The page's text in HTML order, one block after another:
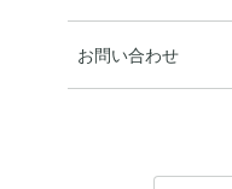
お問い合わせ